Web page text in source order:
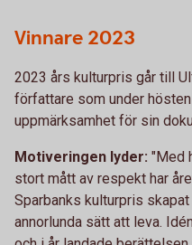
Vinnare 2023
2023 års kulturpris går till
författare som under
uppmärksamhet för sin
Motiveringen lyder: "Med
stort mått av respekt har
Sparbanks kulturpris
annorlunda sätt att leva.